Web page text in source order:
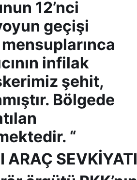
12’nci
geçişi
infilak
şehit,
Bölgede
“
ARAÇ SEVKİYATI